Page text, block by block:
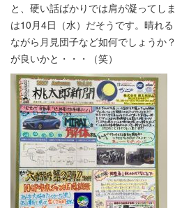
と、硬い話ばかりでは肩が凝ってし
は10月4日（水）だそうです。晴れ
ながら月見団子など如何でしょう
が良いかと・・・（笑）